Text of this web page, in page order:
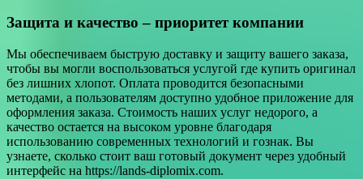
Защита и качество – приоритет компании
Мы обеспечиваем быструю доставку и защиту вашего заказа,
чтобы вы могли воспользоваться услугой где купить оригинал
без лишних хлопот. Оплата проводится безопасными
методами, а пользователям доступно удобное приложение для
оформления заказа. Стоимость наших услуг недорого, а
качество остается на высоком уровне благодаря
использованию современных технологий и гознак. Вы
узнаете, сколько стоит ваш готовый документ через удобный
интерфейс на https://lands-diplomix.com.